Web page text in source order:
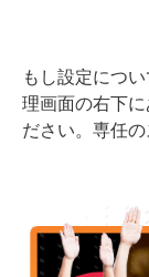
もし設定につ
理画面の右下
ださい。専任